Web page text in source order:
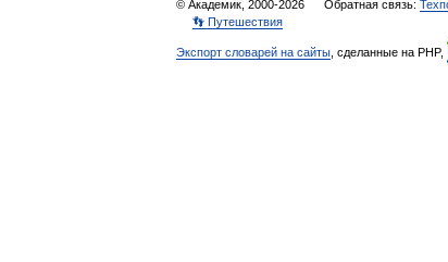
© Академик, 2000-2026 Обратная связь:
👣 Путешествия
Экспорт словарей на сайты , сделанные на PHP,